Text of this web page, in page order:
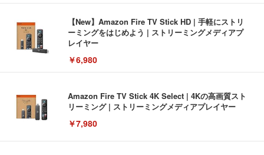
【New】Amazon Fire TV Stick HD | 手軽にストリ
ーミングをはじめよう | ストリーミングメディアプ
レイヤー
￥6,980
Amazon Fire TV Stick 4K Select | 4Kの高画質スト
リーミング | ストリーミングメディアプレイヤー
￥7,980